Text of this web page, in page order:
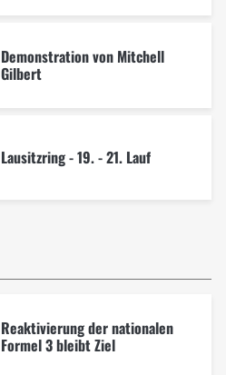
Demonstration von Mitchell
Gilbert
Lausitzring - 19. - 21. Lauf
Reaktivierung der nationalen
Formel 3 bleibt Ziel